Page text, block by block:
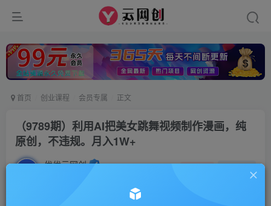
首页 创业课程 会员专属 正文
（9789期）利用AI把美女跳舞视频制作漫画，纯
原创，不违规。月入1W+
优优云网创 私信